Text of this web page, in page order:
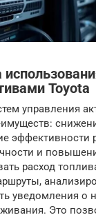
Toyota
управления
эффективности
и
расход
уведомления о
Это